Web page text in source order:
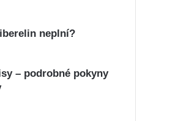
neplní?
– podrobné pokyny